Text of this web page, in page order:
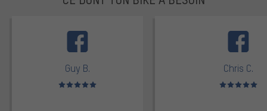
Guy B.
Note moyenne : 5 sur 5
Chris C.
Note moyenne :